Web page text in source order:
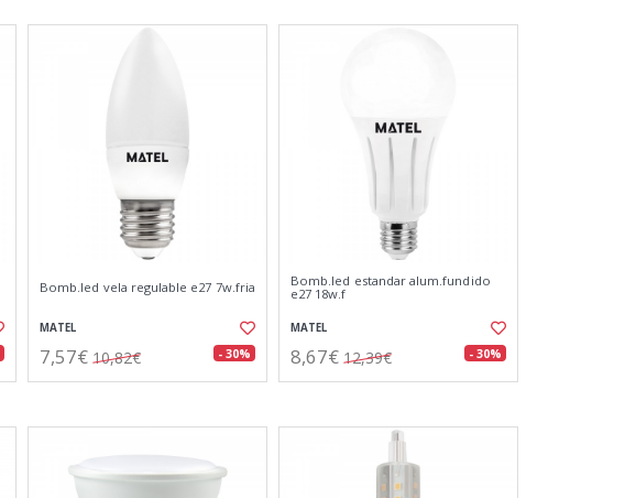
Bomb.led vela regulable e27 7w.fria
MATEL
7,57€ 10,82€ - 30%
Bomb.led estandar alum.fundido
e27 18w.f
MATEL
8,67€ 12,39€ - 30%